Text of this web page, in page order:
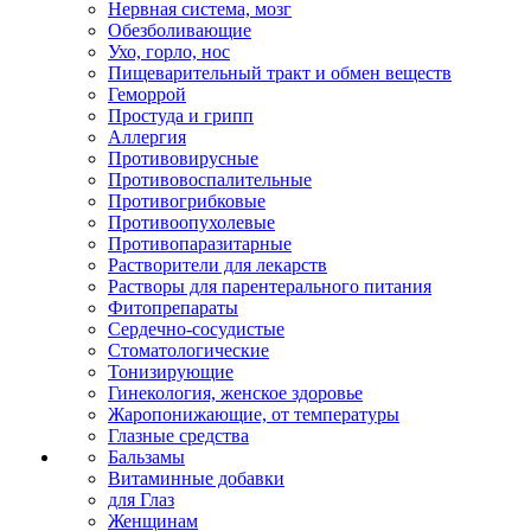
Нервная система, мозг
Обезболивающие
Ухо, горло, нос
Пищеварительный тракт и обмен веществ
Геморрой
Простуда и грипп
Аллергия
Противовирусные
Противовоспалительные
Противогрибковые
Противоопухолевые
Противопаразитарные
Растворители для лекарств
Растворы для парентерального питания
Фитопрепараты
Сердечно-сосудистые
Стоматологические
Тонизирующие
Гинекология, женское здоровье
Жаропонижающие, от температуры
Глазные средства
Бальзамы
Витаминные добавки
для Глаз
Женщинам